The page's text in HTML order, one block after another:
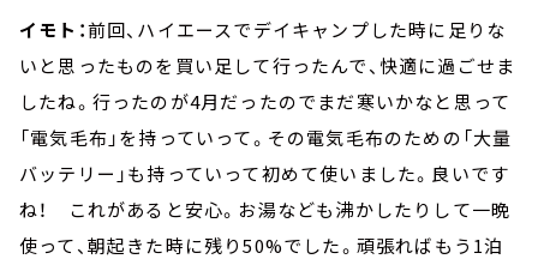
イモト：前回、ハイエースでデイキャンプした時に足りな
いと思ったものを買い足して行ったんで、快適に過ごせま
したね。行ったのが4月だったのでまだ寒いかなと思って
「電気毛布」を持っていって。その電気毛布のための「大量
バッテリー」も持っていって初めて使いました。良いです
ね！ これがあると安心。お湯なども沸かしたりして一晩
使って、朝起きた時に残り50%でした。頑張ればもう1泊